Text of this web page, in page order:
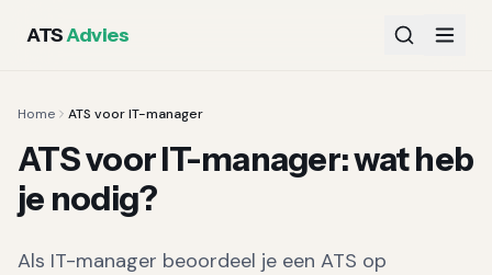
ATSAdvies
Home ATS voor IT-manager
ATS voorIT-manager: wat heb
je nodig?
Als IT-manager beoordeel je een ATS op